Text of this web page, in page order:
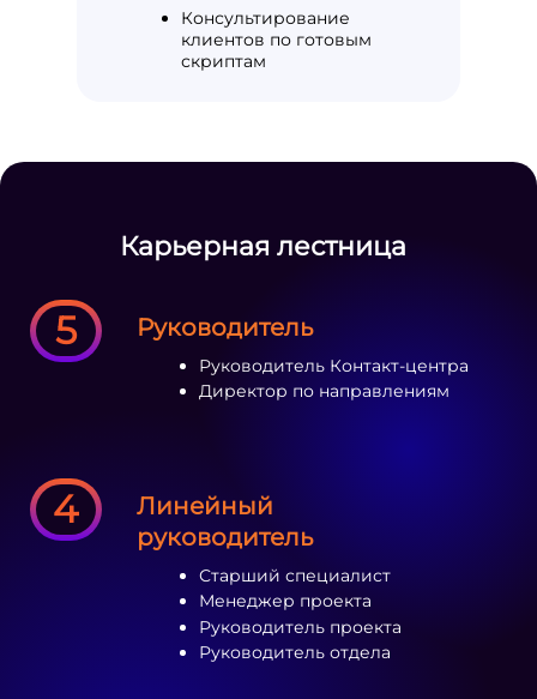
Консультирование
клиентов по готовым
скриптам
Карьерная лестница
4
5
Линейный
руководитель
Старший специалист
Менеджер проекта
Руководитель проекта
Руководитель отдела
Руководитель
Руководитель Контакт-центра
Директор по направлениям